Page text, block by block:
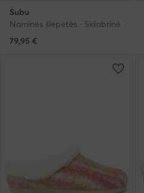
Subu
Naminės šlepetės · Sidabrinė
79,95 €